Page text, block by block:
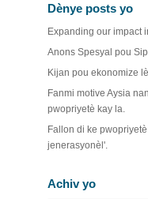
Dènye posts yo
Expanding our impact
Anons Spesyal pou
Kijan pou ekonomize
Fanmi motive Aysia
pwopriyetè kay la.
Fallon di ke
jenerasyonèl'.
Achiv yo